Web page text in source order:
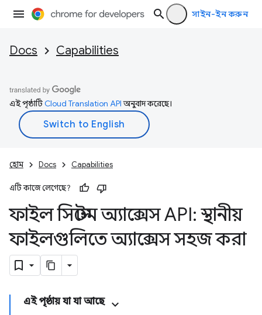
সাইন-ইন করুন
Docs Capabilities
এই পৃষ্ঠাটিCloud Translation APIঅনুবাদ করেছে।
হোম Docs Capabilities
এটি কাজে লেগেছে?
ফাইল সিস্টেম অ্যাক্সেস API: স্থানীয়
ফাইলগুলিতে অ্যাক্সেস সহজ করা
এই পৃষ্ঠায় যা যা আছে